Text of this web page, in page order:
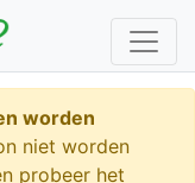
worden
niet worden
probeer het